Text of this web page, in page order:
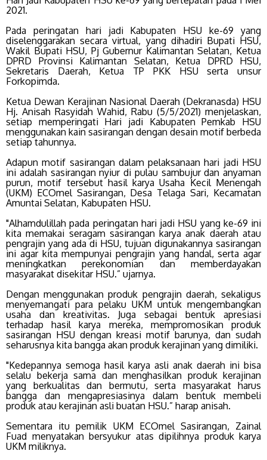
2021.
Pada peringatan hari jadi Kabupaten HSU ke-69 yang
diselenggarakan secara virtual, yang dihadiri Bupati HSU,
Wakil Bupati HSU, Pj Gubernur Kalimantan Selatan, Ketua
DPRD Provinsi Kalimantan Selatan, Ketua DPRD HSU,
Sekretaris Daerah, Ketua TP PKK HSU serta unsur
Forkopimda.
Ketua Dewan Kerajinan Nasional Daerah (Dekranasda) HSU
Hj. Anisah Rasyidah Wahid, Rabu (5/5/2021) menjelaskan,
setiap memperingati Hari jadi Kabupaten Pemkab HSU
menggunakan kain sasirangan dengan desain motif berbeda
setiap tahunnya.
Adapun motif sasirangan dalam pelaksanaan hari jadi HSU
ini adalah sasirangan nyiur di pulau sambujur dan anyaman
purun, motif tersebut hasil karya Usaha Kecil Menengah
(UKM) ECOmel Sasirangan, Desa Telaga Sari, Kecamatan
Amuntai Selatan, Kabupaten HSU.
"Alhamdulillah pada peringatan hari jadi HSU yang ke-69 ini
kita memakai seragam sasirangan karya anak daerah atau
pengrajin yang ada di HSU, tujuan digunakannya sasirangan
ini agar kita mempunyai pengrajin yang handal, serta agar
meningkatkan perekonomian dan memberdayakan
masyarakat disekitar HSU.” ujarnya.
Dengan menggunakan produk pengrajin daerah, sekaligus
menyemangati para pelaku UKM untuk mengembangkan
usaha dan kreativitas. Juga sebagai bentuk apresiasi
terhadap hasil karya mereka, mempromosikan produk
sasirangan HSU dengan kreasi motif barunya, dan sudah
seharusnya kita bangga akan produk kerajinan yang dimiliki.
"Kedepannya semoga hasil karya asli anak daerah ini bisa
selalu bekerja sama dan menghasilkan produk kerajinan
yang berkualitas dan bermutu, serta masyarakat harus
bangga dan mengapresiasinya dalam bentuk membeli
produk atau kerajinan asli buatan HSU.” harap anisah.
Sementara itu pemilik UKM ECOmel Sasirangan, Zainal
Fuad menyatakan bersyukur atas dipilihnya produk karya
UKM miliknya.